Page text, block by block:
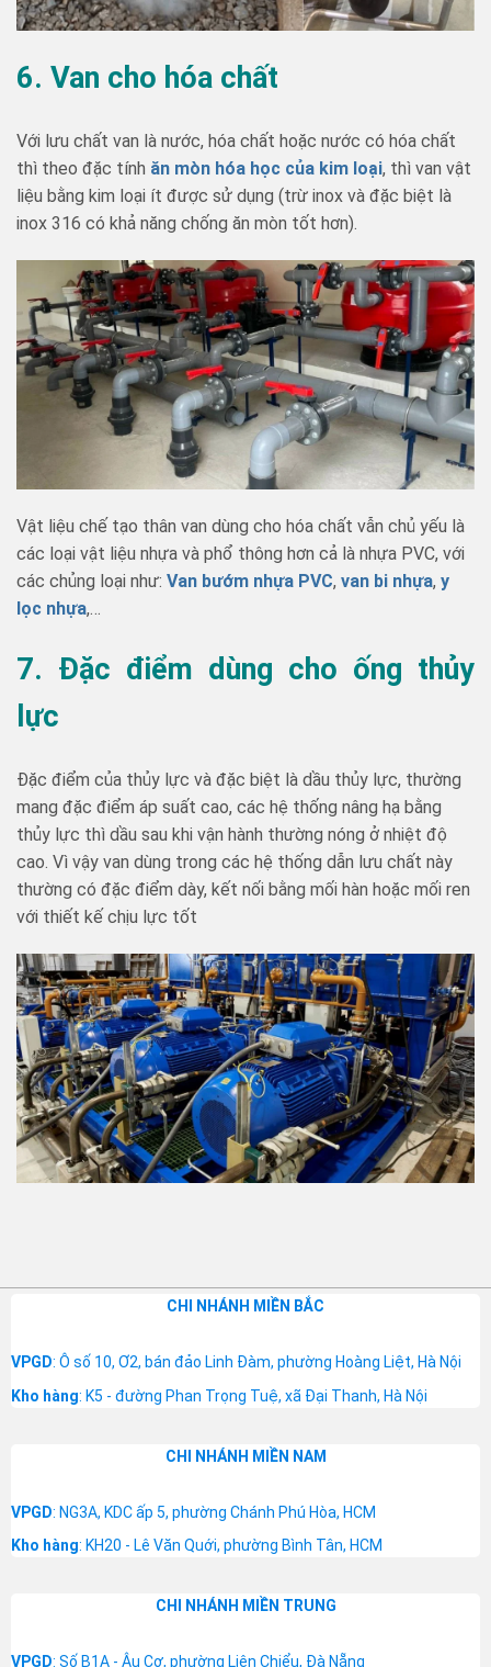
6. Van cho hóa chất
Với lưu chất van là nước, hóa chất hoặc nước có hóa chất
thì theo đặc tính ăn mòn hóa học của kim loại, thì van vật
liệu bằng kim loại ít được sử dụng (trừ inox và đặc biệt là
inox 316 có khả năng chống ăn mòn tốt hơn).
Vật liệu chế tạo thân van dùng cho hóa chất vẫn chủ yếu là
các loại vật liệu nhựa và phổ thông hơn cả là nhựa PVC, với
các chủng loại như: Van bướm nhựa PVC, van bi nhựa, y
lọc nhựa,…
7. Đặc điểm dùng cho ống thủy
lực
Đặc điểm của thủy lực và đặc biệt là dầu thủy lực, thường
mang đặc điểm áp suất cao, các hệ thống nâng hạ bằng
thủy lực thì dầu sau khi vận hành thường nóng ở nhiệt độ
cao. Vì vậy van dùng trong các hệ thống dẫn lưu chất này
thường có đặc điểm dày, kết nối bằng mối hàn hoặc mối ren
với thiết kế chịu lực tốt
CHI NHÁNH MIỀN BẮC
VPGD: Ô số 10, Ơ2, bán đảo Linh Đàm, phường Hoàng Liệt, Hà Nội
Kho hàng: K5 - đường Phan Trọng Tuệ, xã Đại Thanh, Hà Nội
CHI NHÁNH MIỀN NAM
VPGD: NG3A, KDC ấp 5, phường Chánh Phú Hòa, HCM
Kho hàng: KH20 - Lê Văn Quới, phường Bình Tân, HCM
CHI NHÁNH MIỀN TRUNG
VPGD: Số B1A - Âu Cơ, phường Liên Chiểu, Đà Nẵng